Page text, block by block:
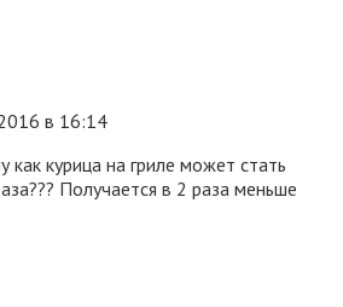
в 16:14
как курица на гриле может стать
Получается в 2 раза меньше